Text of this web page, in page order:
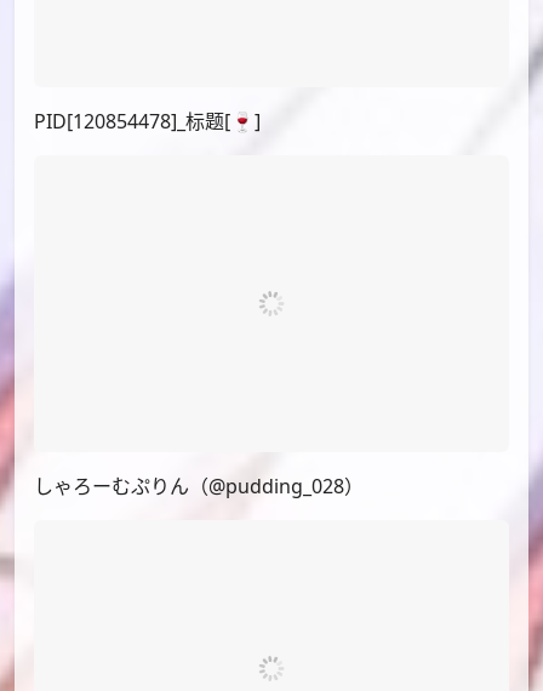
PID[120854478]_标题[🍷]
しゃろーむぷりん（@pudding_028）